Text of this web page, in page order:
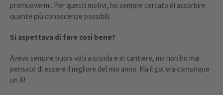
promuovermi. Per questi motivi, ho sempre cercato di assorbire
quante più conoscenze possibili.
Si aspettava di fare così bene?
Avevo sempre buoni voti a scuola e in cantiere, ma non ho mai
pensato di essere il migliore del mio anno. Ma il gol era comunque
un A!